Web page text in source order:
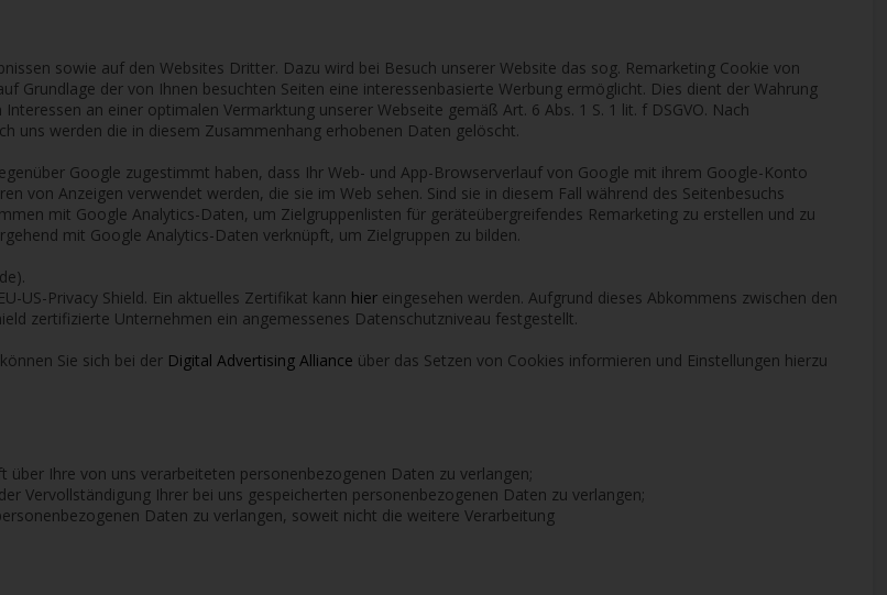
sowie auf den Websites Dritter. Dazu wird bei Besuch unserer Website das sog. Remarketing Cookie von
Grundlage der von Ihnen besuchten Seiten eine interessenbasierte Werbung ermöglicht. Dies dient der Wahrung
an einer optimalen Vermarktung unserer Webseite gemäß Art. 6 Abs. 1 S. 1 lit. f DSGVO. Nach
uns werden die in diesem Zusammenhang erhobenen Daten gelöscht.
Google zugestimmt haben, dass Ihr Web- und App-Browserverlauf von Google mit ihrem Google-Konto
von Anzeigen verwendet werden, die sie im Web sehen. Sind sie in diesem Fall während des Seitenbesuchs
mit Google Analytics-Daten, um Zielgruppenlisten für geräteübergreifendes Remarketing zu erstellen und zu
mit Google Analytics-Daten verknüpft, um Zielgruppen zu bilden.
US-Privacy Shield. Ein aktuelles Zertifikat kann hier eingesehen werden. Aufgrund dieses Abkommens zwischen den
zertifizierte Unternehmen ein angemessenes Datenschutzniveau festgestellt.
Sie sich bei der Digital Advertising Alliance über das Setzen von Cookies informieren und Einstellungen hierzu
Ihre von uns verarbeiteten personenbezogenen Daten zu verlangen;
Vervollständigung Ihrer bei uns gespeicherten personenbezogenen Daten zu verlangen;
Daten zu verlangen, soweit nicht die weitere Verarbeitung